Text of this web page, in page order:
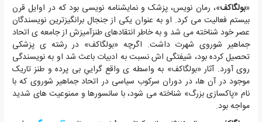
«بولگاکف»، رمان نویس، پزشک و نمایشنامه نویسی بود که در اوایل قرن
بیستم فعالیت می کرد. او به عنوان یکی از جنجال برانگیزترین نویسندگان
عصر خود شناخته می شد و به خاطر انتقادهای طنزآمیزش از جامعه ی اتحاد
جماهیر شوروی شهرت داشت. اگرچه «بولگاکف» در رشته ی پزشکی
تحصیل کرده بود، شیفتگی اش نسبت به ادبیات باعث شد او به نویسندگی
روی آورد. آثار «بولگاکف» به واسطه ی واقع گراییِ بی پرده و طنز تاریک
موجود در آن ها، در دوران سرکوب سیاسی در اتحاد جماهیر شوروی که با
نام «پاکسازی بزرگ» شناخته می شود، با سانسورها و ممنوعیت های شدید
مواجه بود.